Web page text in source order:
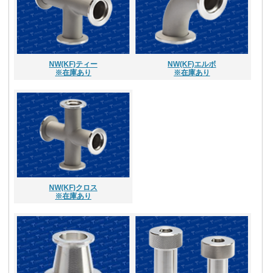
NW(KF)ティー
※在庫あり
NW(KF)エルボ
※在庫あり
NW(KF)クロス
※在庫あり